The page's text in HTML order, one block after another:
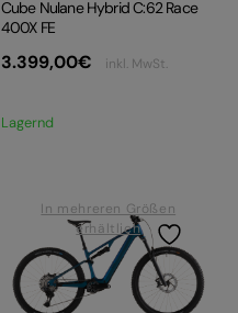
Cube Nulane Hybrid C:62 Race
400X FE
3.399,00€ inkl. MwSt.
Lagernd
In mehreren Größen
erhältlich